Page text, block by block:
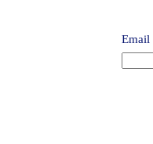
Email